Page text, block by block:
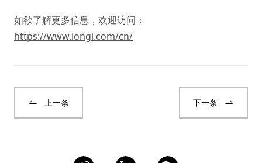
如欲了解更多信息，欢迎访问：
https://www.longi.com/cn/
上一条 下一条